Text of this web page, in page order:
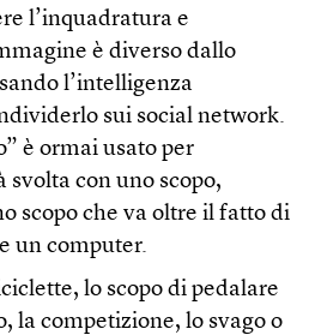
l’inquadratura e
è diverso dallo
l’intelligenza
sui social network.
è ormai usato per
svolta con uno scopo,
scopo che va oltre il fatto di
un computer.
lo scopo di pedalare
la competizione, lo svago o